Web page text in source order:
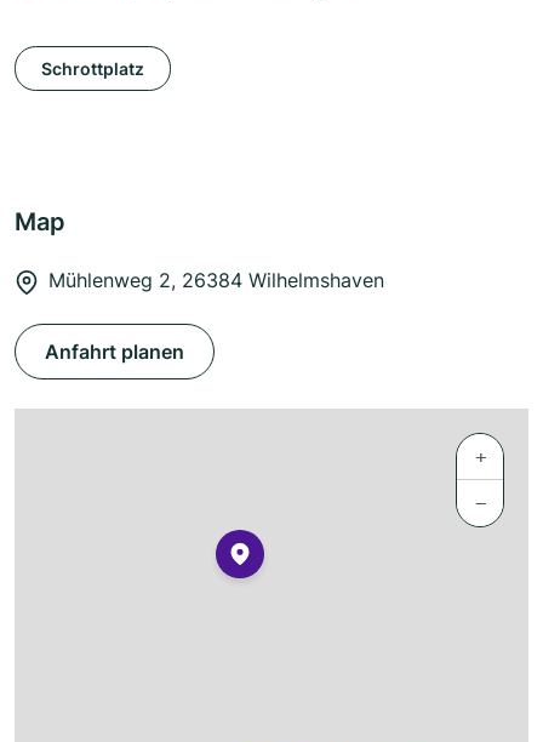
Schrottplatz
Map
Mühlenweg 2, 26384 Wilhelmshaven
Anfahrt planen
+
−